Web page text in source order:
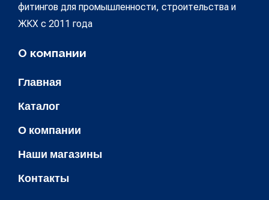
фитингов для промышленности, строительства и
ЖКХ с 2011 года
О компании
Главная
Каталог
О компании
Наши магазины
Контакты